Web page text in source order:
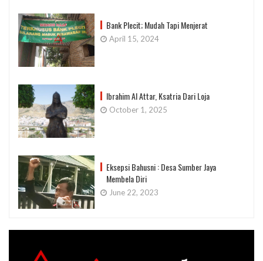
Bank Plecit; Mudah Tapi Menjerat
April 15, 2024
Ibrahim Al Attar, Ksatria Dari Loja
October 1, 2025
Eksepsi Bahusni : Desa Sumber Jaya
Membela Diri
June 22, 2023